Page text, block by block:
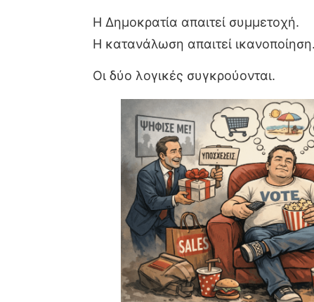
Η Δημοκρατία απαιτεί συμμετοχή.
Η κατανάλωση απαιτεί ικανοποίηση.
Οι δύο λογικές συγκρούονται.